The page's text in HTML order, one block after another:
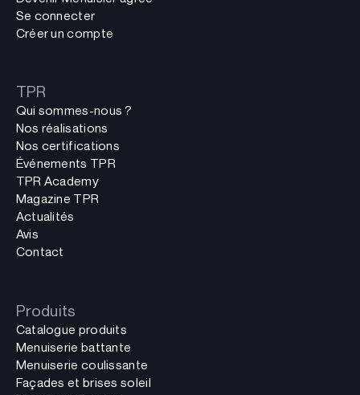
Se connecter
Créer un compte
TPR
Qui sommes-nous ?
Nos réalisations
Nos certifications
Événements TPR
TPR Academy
Magazine TPR
Actualités
Avis
Contact
Produits
Catalogue produits
Menuiserie battante
Menuiserie coulissante
Façades et brises soleil